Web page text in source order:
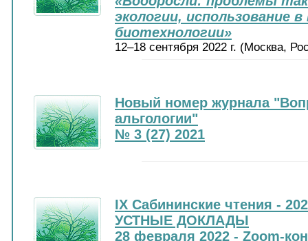
экологии, использование
биотехнологии»
12–18 сентября 2022 г. (Москва,
Новый номер журнала
альгологии"
№ 3 (27) 2021
IX Сабининские чтения -
УСТНЫЕ ДОКЛАДЫ
28 февраля 2022 - Zoom-